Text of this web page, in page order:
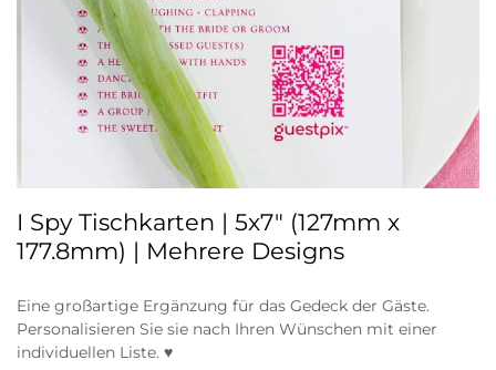
I Spy Tischkarten | 5x7" (127mm x
177.8mm) | Mehrere Designs
Eine großartige Ergänzung für das Gedeck der Gäste.
Personalisieren Sie sie nach Ihren Wünschen mit einer
individuellen Liste. ♥